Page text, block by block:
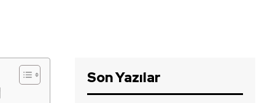
Son Yazılar